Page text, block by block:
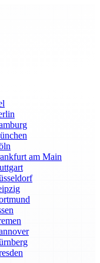
am Main